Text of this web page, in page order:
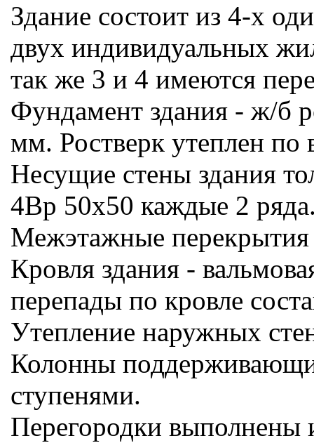
Здание состоит из 4-х
двух индивидуальных
так же 3 и 4 имеются
Фундамент здания - ж/б
мм. Ростверк утеплен по
Несущие стены здания
4Вр 50х50 каждые 2
Межэтажные
Кровля здания -
перепады по кровле
Утепление наружных
Колонны
ступенями.
Перегородки выполнены